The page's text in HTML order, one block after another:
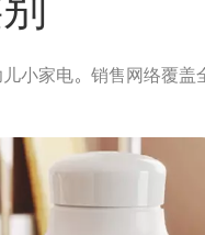
小家电。销售网络覆盖